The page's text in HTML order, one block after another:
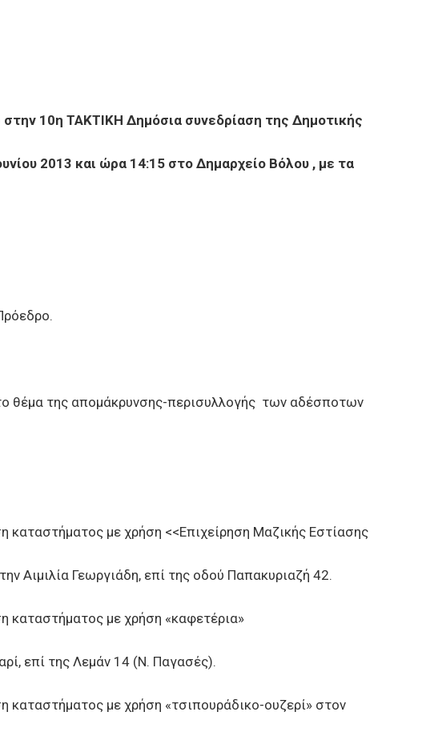
10η ΤΑΚΤΙΚΗ Δημόσια συνεδρίαση της Δημοτικής
2013 και ώρα 14:15 στο Δημαρχείο Βόλου , με τα
της απομάκρυνσης-περισυλλογής των αδέσποτων
με χρήση <<Επιχείρηση Μαζικής Εστίασης
Αιμιλία Γεωργιάδη, επί της οδού Παπακυριαζή 42.
με χρήση «καφετέρια»
επί της Λεμάν 14 (Ν. Παγασές).
με χρήση «τσιπουράδικο-ουζερί» στον